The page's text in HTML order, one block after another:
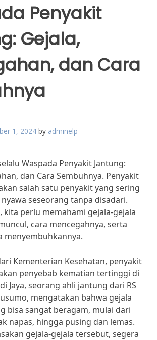
Penyakit
Gejala,
dan Cara
1, 2024 by adminelp
Waspada Penyakit Jantung:
dan Cara Sembuhnya. Penyakit
salah satu penyakit yang sering
seseorang tanpa disadari.
kita perlu memahami gejala-gejala
cara mencegahnya, serta
menyembuhkannya.
Kementerian Kesehatan, penyakit
penyebab kematian tertinggi di
Jaya, seorang ahli jantung dari RS
mengatakan bahwa gejala
bisa sangat beragam, mulai dari
napas, hingga pusing dan lemas.
gejala-gejala tersebut, segera